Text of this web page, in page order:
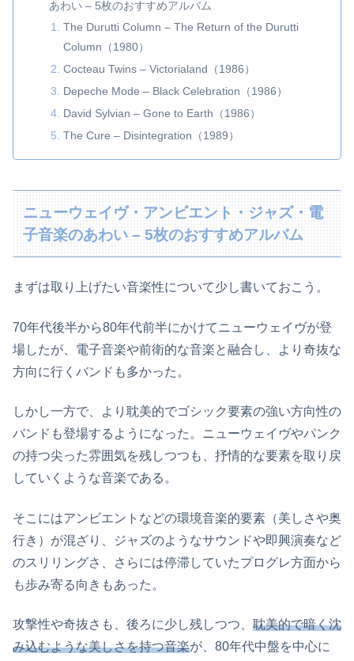
あわい – 5枚のおすすめアルバム
The Durutti Column – The Return of the Durutti
Column（1980）
Cocteau Twins – Victorialand（1986）
Depeche Mode – Black Celebration（1986）
David Sylvian – Gone to Earth（1986）
The Cure – Disintegration（1989）
ニューウェイヴ・アンビエント・ジャズ・電
子音楽のあわい – 5枚のおすすめアルバム
まずは取り上げたい音楽性について少し書いておこう。
70年代後半から80年代前半にかけてニューウェイヴが登
場したが、電子音楽や前衛的な音楽と融合し、より奇抜な
方向に行くバンドも多かった。
しかし一方で、より耽美的でゴシック要素の強い方向性の
バンドも登場するようになった。ニューウェイヴやパンク
の持つ尖った雰囲気を残しつつも、抒情的な要素を取り戻
していくような音楽である。
そこにはアンビエントなどの環境音楽的要素（美しさや奥
行き）が混ざり、ジャズのようなサウンドや即興演奏など
のスリリングさ、さらには停滞していたプログレ方面から
も歩み寄る向きもあった。
攻撃性や奇抜さも、後ろに少し残しつつ、 耽美的で暗く沈
み込むような美しさを持つ音楽が、80年代中盤を中心に